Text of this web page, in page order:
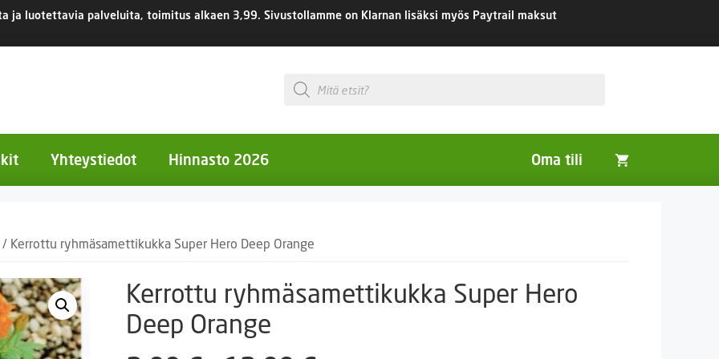
ja luotettavia palveluita, toimitus alkaen 3,99. Sivustollamme on Klarnan lisäksi myös Paytrail maksut
Products
search
kukat
kukat
Yhteystiedot Hinnasto 2026 Oma tili
/ Kerrottu ryhmäsamettikukka Super Hero Deep Orange
Kerrottu ryhmäsamettikukka Super Hero
Deep Orange